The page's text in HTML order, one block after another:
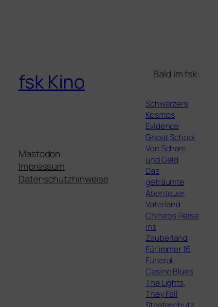
fsk Kino
Mastodon
Impressum
Datenschutzhinweise
Bald im fsk:
Schwarzers
Kosmos
Evidence
Ghost School
Von Scham
und Geld
Das
geträumte
Abenteuer
Vaterland
Chihiros Reise
ins
Zauberland
Für immer 16
Funeral
Casino Blues
The Lights,
They Fall